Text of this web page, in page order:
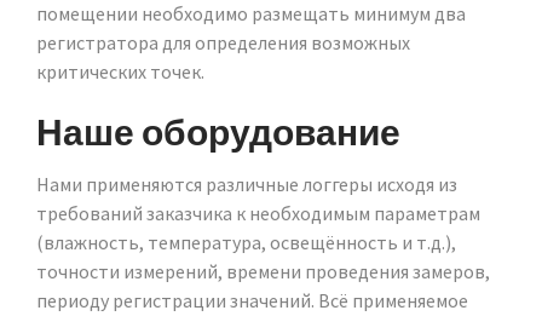
помещении необходимо размещать минимум два
регистратора для определения возможных
критических точек.
Наше оборудование
Нами применяются различные логгеры исходя из
требований заказчика к необходимым параметрам
(влажность, температура, освещённость и т.д.),
точности измерений, времени проведения замеров,
периоду регистрации значений. Всё применяемое